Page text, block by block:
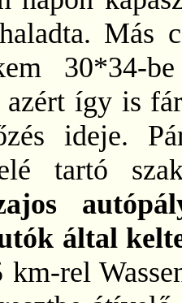
Más
30*34-
azért így is
ideje.
tartó
által
km-rel